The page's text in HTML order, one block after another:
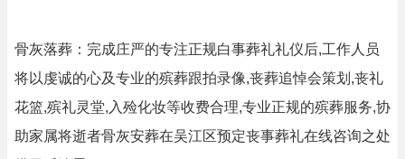
骨灰落葬：完成庄严的专注正规白事葬礼礼仪后,工作人员
将以虔诚的心及专业的殡葬跟拍录像,丧葬追悼会策划,丧礼
花篮,殡礼灵堂,入殓化妆等收费合理,专业正规的殡葬服务,协
助家属将逝者骨灰安葬在吴江区预定丧事葬礼在线咨询之处